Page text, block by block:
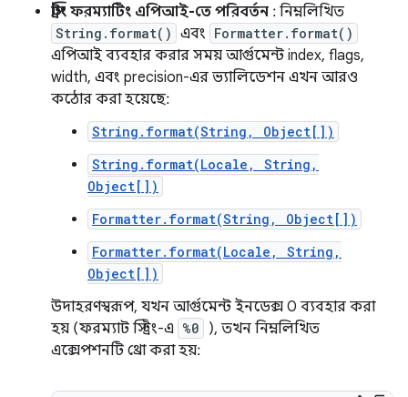
স্ট্রিং ফরম্যাটিং এপিআই-তে পরিবর্তন : নিম্নলিখিত
String.format() এবং Formatter.format()
এপিআই ব্যবহার করার সময় আর্গুমেন্ট index, flags,
width, এবং precision-এর ভ্যালিডেশন এখন আরও
কঠোর করা হয়েছে:
String.format(String, Object[])
String.format(Locale, String,
Object[])
Formatter.format(String, Object[])
Formatter.format(Locale, String,
Object[])
উদাহরণস্বরূপ, যখন আর্গুমেন্ট ইনডেক্স 0 ব্যবহার করা
হয় (ফরম্যাট স্ট্রিং-এ %0
), তখন নিম্নলিখিত
এক্সেপশনটি থ্রো করা হয়: